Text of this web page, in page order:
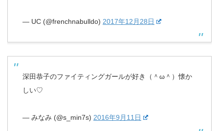
— UC (@frenchnabulldo) 2017年12月28日
深田恭子のファイティングガールが好き（＾ω＾）懐か
しい♡
— みなみ (@s_min7s) 2016年9月11日